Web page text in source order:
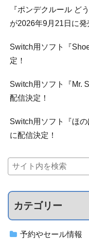
『ポンデクルール ど
が2026年9月21日に発
Switch用ソフト『
定！
Switch用ソフト『Mr.
配信決定！
Switch用ソフト『ほ
に配信決定！
カテゴリー
予約やセール情報